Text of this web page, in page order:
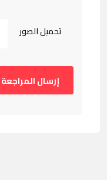
تحميل الصور